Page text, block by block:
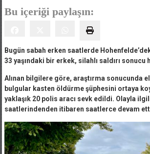
Bu içeriği paylaşın:
Bugün sabah erken saatlerde
33 yaşındaki bir erkek, silahlı saldırı sonucu
Alınan bilgilere göre, araştırma sonucunda
bulgular kasten öldürme şüphesini ortaya
yaklaşık 20 polis aracı sevk edildi. Olayla
saatlerindenden itibaren saatlerce devam